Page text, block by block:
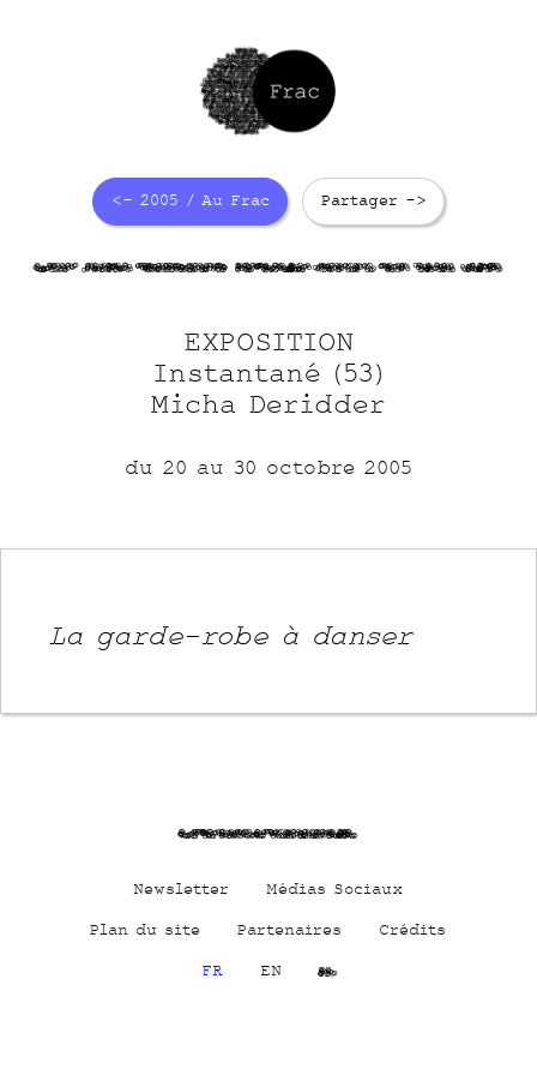
<- 2005 / Au Frac Partager ->
lywO PZG82KUt7jiVB4jaqOLhIkFlxUVWeW Lx67CXt plfrm
EXPOSITION
Instantané (53)
Micha Deridder
du 20 au 30 octobre 2005
La garde-robe à danser
JiKHYZUwJKWe0tBzlGAJ
Newsletter Médias Sociaux
Plan du site Partenaires Crédits
FR EN Cs